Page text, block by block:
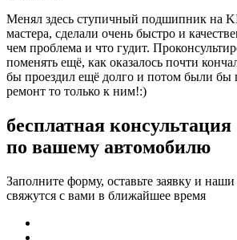
Менял здесь ступичный подшипник на
мастера, сделали очень быстро и
чем проблема и что гудит.
поменять ещё, как оказалось почти
бы проездил ещё долго и потом были бы
ремонт то только к ним!:)
бесплатная консультация
по вашему автомобилю
Заполните форму, оставьте заявку и
свяжутся с вами в ближайшее время